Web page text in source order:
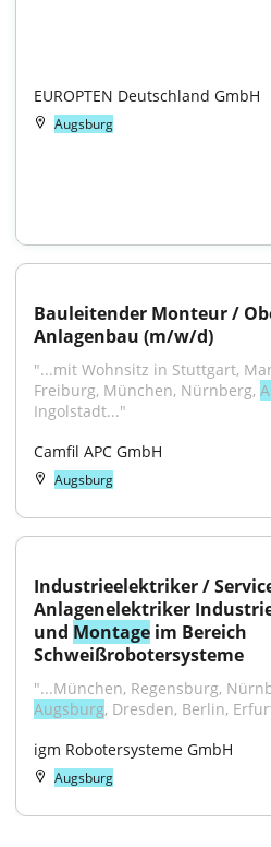
EUROPTEN Deutschland GmbH
Augsburg
Bauleitender Monteur /
Anlagenbau (m/w/d)
"...mit Wohnsitz in Stuttgart,
Freiburg, München, Nürnberg,
Ingolstadt..."
Camfil APC GmbH
Augsburg
Industrieelektriker /
Anlagenelektriker
und Montage im Bereich
Schweißrobotersysteme
Augsburg, Dresden, Berlin,
igm Robotersysteme GmbH
Augsburg